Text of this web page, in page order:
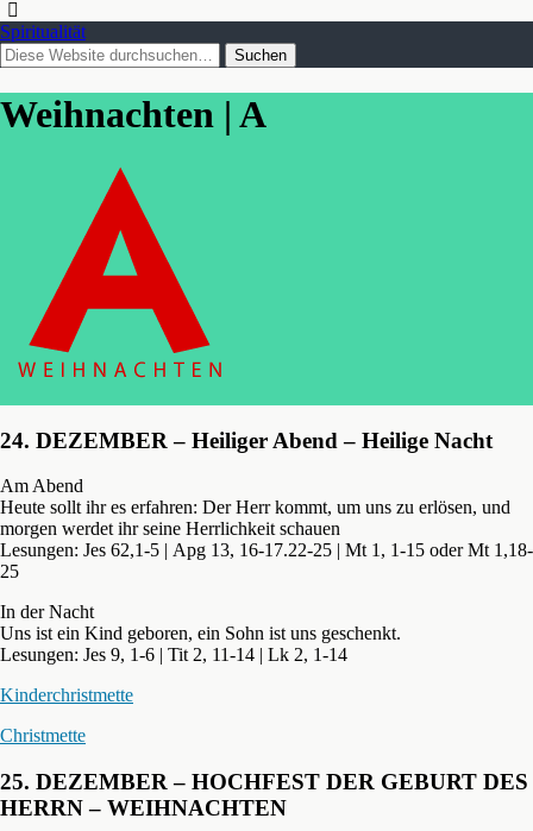
Spiritualität
Weihnachten | A
24. DEZEMBER – Heiliger Abend – Heilige Nacht
Am Abend
Heute sollt ihr es erfahren: Der Herr kommt, um uns zu erlösen, und
morgen werdet ihr seine Herrlichkeit schauen
Lesungen: Jes 62,1-5 | Apg 13, 16-17.22-25 | Mt 1, 1-15 oder Mt 1,18-
25
In der Nacht
Uns ist ein Kind geboren, ein Sohn ist uns geschenkt.
Lesungen: Jes 9, 1-6 | Tit 2, 11-14 | Lk 2, 1-14
Kinderchristmette
Christmette
25. DEZEMBER – HOCHFEST DER GEBURT DES
HERRN – WEIHNACHTEN